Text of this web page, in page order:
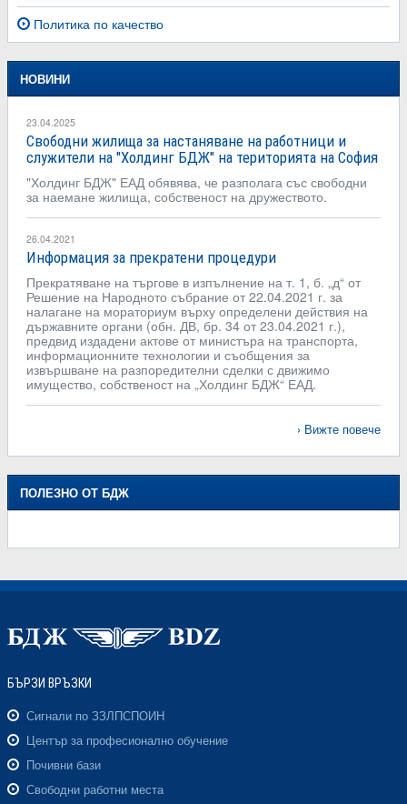
Политика по качество
НОВИНИ
23.04.2025
Свободни жилища за настаняване на работници и
служители на "Холдинг БДЖ" на територията на София
"Холдинг БДЖ" ЕАД обявява, че разполага със свободни
за наемане жилища, собственост на дружеството.
26.04.2021
Информация за прекратени процедури
Прекратяване на търгове в изпълнение на т. 1, б. „д“ от
Решение на Народното събрание от 22.04.2021 г. за
налагане на мораториум върху определени действия на
държавните органи (обн. ДВ, бр. 34 от 23.04.2021 г.),
предвид издадени актове от министъра на транспорта,
информационните технологии и съобщения за
извършване на разпоредителни сделки с движимо
имущество, собственост на „Холдинг БДЖ“ ЕАД.
Вижте повече
ПОЛЕЗНО ОТ БДЖ
БЪРЗИ ВРЪЗКИ
Сигнали по ЗЗЛПСПОИН
Център за професионално обучение
Почивни бази
Свободни работни места